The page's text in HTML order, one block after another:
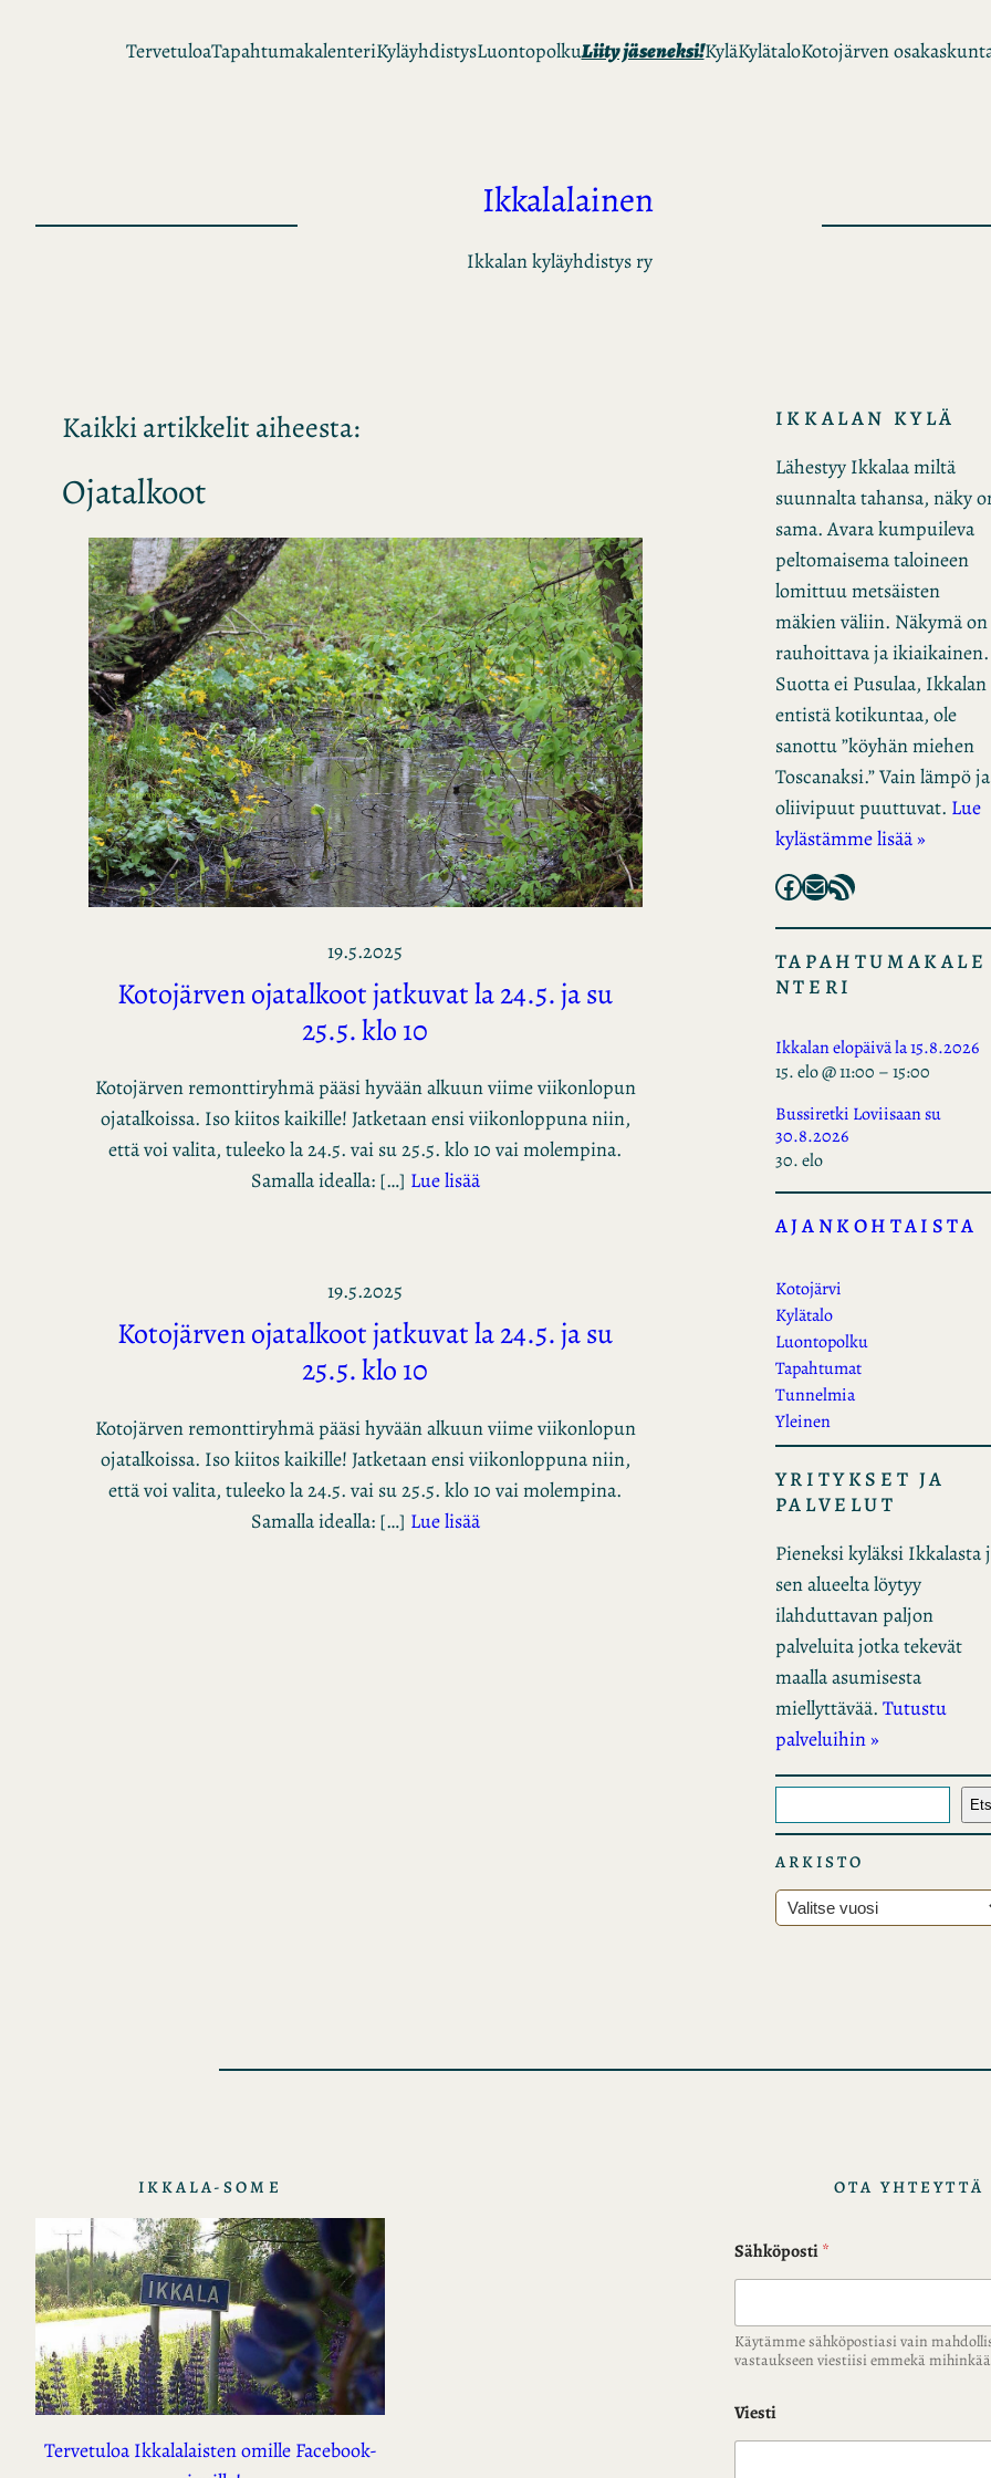
TervetuloaTapahtumakalenteriKyläyhdistysLuontopolkuLiity jäseneksi!KyläKylätaloKotojärven
Ikkalalainen
Ikkalan kyläyhdistys ry
Kaikki artikkelit aiheesta:
Ojatalkoot
19.5.2025
Kotojärven ojatalkoot jatkuvat la 24.5. ja su
25.5. klo 10
Kotojärven remonttiryhmä pääsi hyvään alkuun viime viikonlopun
ojatalkoissa. Iso kiitos kaikille! Jatketaan ensi viikonloppuna niin,
että voi valita, tuleeko la 24.5. vai su 25.5. klo 10 vai molempina.
Samalla idealla: […] Lue lisää
19.5.2025
Kotojärven ojatalkoot jatkuvat la 24.5. ja su
25.5. klo 10
Kotojärven remonttiryhmä pääsi hyvään alkuun viime viikonlopun
ojatalkoissa. Iso kiitos kaikille! Jatketaan ensi viikonloppuna niin,
että voi valita, tuleeko la 24.5. vai su 25.5. klo 10 vai molempina.
Samalla idealla: […] Lue lisää
IKKALAN KYLÄ
Lähestyy Ikkalaa miltä
suunnalta tahansa, näky
sama. Avara kumpuileva
peltomaisema taloineen
lomittuu metsäisten
mäkien väliin. Näkymä on
rauhoittava ja ikiaikainen.
Suotta ei Pusulaa, Ikkalan
entistä kotikuntaa, ole
sanottu ”köyhän miehen
Toscanaksi.” Vain lämpö ja
oliivipuut puuttuvat. Lue
kylästämme lisää »
Facebook Mail RSS Feed
TAPAHTUMAKALE
NTERI
Ikkalan elopäivä la 15.8.2026
15. elo @ 11:00 –15:00
Bussiretki Loviisaan su
30.8.2026
30. elo
AJANKOHTAISTA
Kotojärvi
Kylätalo
Luontopolku
Tapahtumat
Tunnelmia
Yleinen
YRITYKSET JA
PALVELUT
Pieneksi kyläksi Ikkalasta
sen alueelta löytyy
ilahduttavan paljon
palveluita jotka tekevät
maalla asumisesta
miellyttävää. Tutustu
palveluihin »
t
s
i
ARKISTO
r
IKKALA-SOME
Tervetuloa Ikkalalaisten omille Facebook-
OTA YHTEYTTÄ
Sähköposti*
Käytämme sähköpostiasi vain
vastaukseen viestiisi emmekä
Viesti